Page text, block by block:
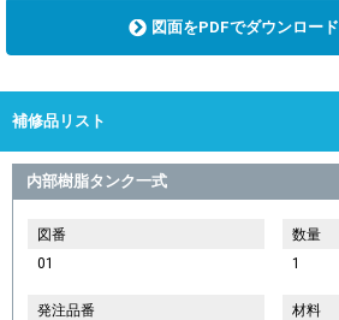
図面をPDFでダウンロード
補修品リスト
内部樹脂タンク一式
図番
01
数量
1
発注品番
材料